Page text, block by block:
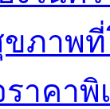
ภาพ
าคาพิ